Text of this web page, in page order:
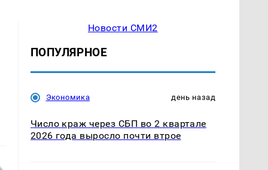
Новости СМИ2
ПОПУЛЯРНОЕ
Экономика день назад
Число краж через СБП во 2 квартале
2026 года выросло почти втрое